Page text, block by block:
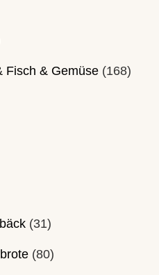
Fisch & Gemüse (168)
(31)
(80)